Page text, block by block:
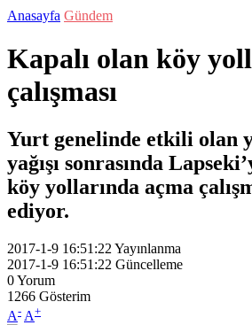
Anasayfa Gündem
Kapalı olan köy
çalışması
Yurt genelinde etkili olan
yağışı sonrasında
köy yollarında açma
ediyor.
2017-1-9 16:51:22 Yayınlanma
2017-1-9 16:51:22 Güncelleme
0Yorum
1266 Gösterim
A- A+